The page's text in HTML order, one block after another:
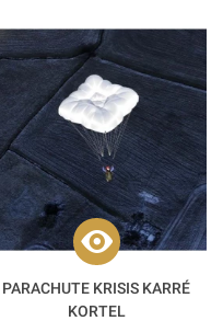
PARACHUTE KRISIS KARRÉ
KORTEL